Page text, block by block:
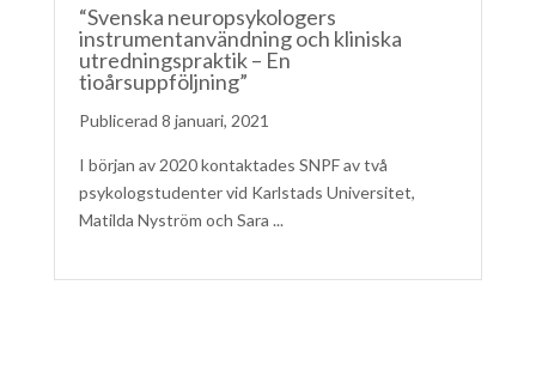
“Svenska neuropsykologers
instrumentanvändning och kliniska
utredningspraktik – En
tioårsuppföljning”
8 januari, 2021
I början av 2020 kontaktades SNPF av två
psykologstudenter vid Karlstads Universitet,
Matilda Nyström och Sara ...